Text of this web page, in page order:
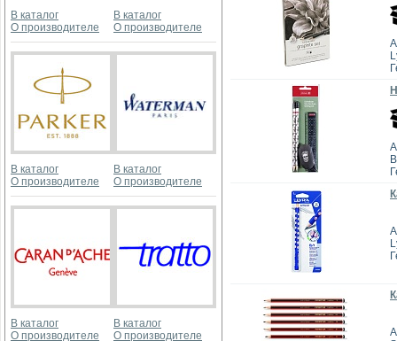
В каталог
О производителе
В каталог
О производителе
В каталог
О производителе
В каталог
О производителе
В каталог
О производителе
В каталог
О производителе